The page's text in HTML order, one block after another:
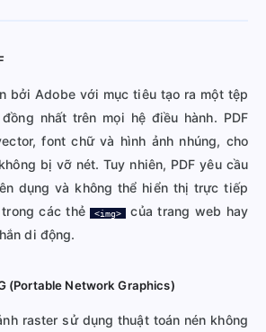
bởi Adobe với mục tiêu tạo ra một tệp
nhất trên mọi hệ điều hành. PDF
font chữ và hình ảnh nhúng, cho
bị vỡ nét. Tuy nhiên, PDF yêu cầu
dụng và không thể hiển thị trực tiếp
trong các thẻ <img> của trang web hay
di động.
(Portable Network Graphics)
raster sử dụng thuật toán nén không